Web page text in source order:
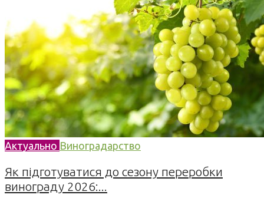
Актуально Виноградарство
Як підготуватися до сезону переробки
винограду 2026:...